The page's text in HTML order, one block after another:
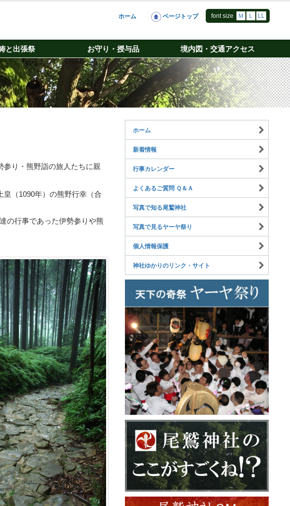
ホーム ページトップ font size Ｍ Ｌ LL
と出張祭 お守り・授与品 境内図・交通アクセス
参り・熊野詣の旅人たちに親
（1090年）の熊野行幸（合
の行事であった伊勢参りや熊
ホーム
新着情報
行事カレンダー
よくあるご質問 Ｑ＆Ａ
写真で知る尾鷲神社
写真で見るヤーヤ祭り
個人情報保護
神社ゆかりのリンク・サイト